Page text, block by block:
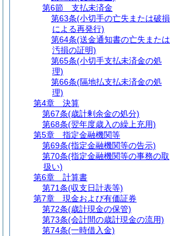
第6節
支払未済金
第63条(小切手の亡失または破損
による再発行)
第64条(送金通知書の亡失または
汚損の証明)
第65条(小切手支払未済金の処
理)
第66条(隔地払支払未済金の処
理)
第4章
決算
第67条(歳計剰余金の処分)
第68条(翌年度歳入の繰上充用)
第5章
指定金融機関等
第69条(指定金融機関等の告示)
第70条(指定金融機関等の事務の取
扱い)
第6章
計算書
第71条(収支日計表等)
第7章
現金および有価証券
第72条(歳計現金の保管)
第73条(会計間の歳計現金の流用)
第74条(一時借入金)